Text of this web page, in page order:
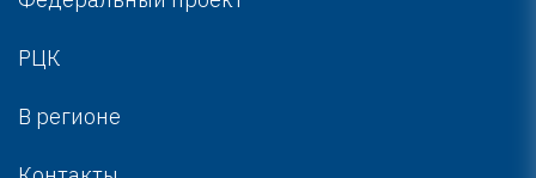
РЦК
В регионе